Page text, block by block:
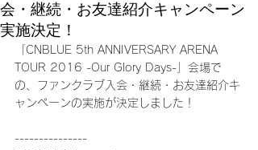
会・継続・お友達紹介キャンペーン
実施決定！
「CNBLUE 5th ANNIVERSARY ARENA
TOUR 2016 -Our Glory Days-」会場で
の、ファンクラブ入会・継続・お友達紹介キ
ャンペーンの実施が決定しました！
---------------